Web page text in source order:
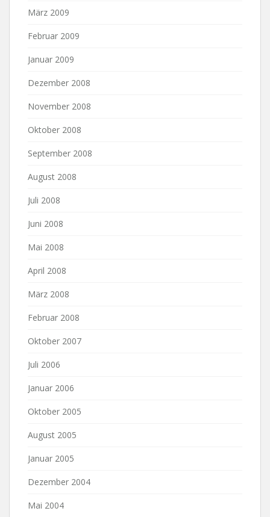
März 2009
Februar 2009
Januar 2009
Dezember 2008
November 2008
Oktober 2008
September 2008
August 2008
Juli 2008
Juni 2008
Mai 2008
April 2008
März 2008
Februar 2008
Oktober 2007
Juli 2006
Januar 2006
Oktober 2005
August 2005
Januar 2005
Dezember 2004
Mai 2004